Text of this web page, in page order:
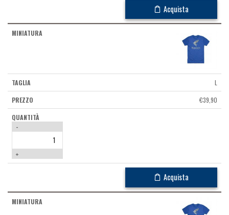
Acquista
L
€39,90
-
+
Acquista